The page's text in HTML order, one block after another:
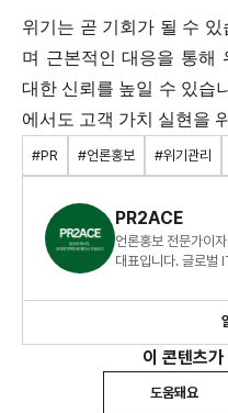
위기는 곧 기회가 될 수 있
며 근본적인 대응을 통해
대한 신뢰를 높일 수 있습
에서도 고객 가치 실현을
#PR #언론홍보 #위기관리
PR2ACE
언론홍보 전문가이
대표입니다. 글로벌
이 콘텐츠
도움돼요